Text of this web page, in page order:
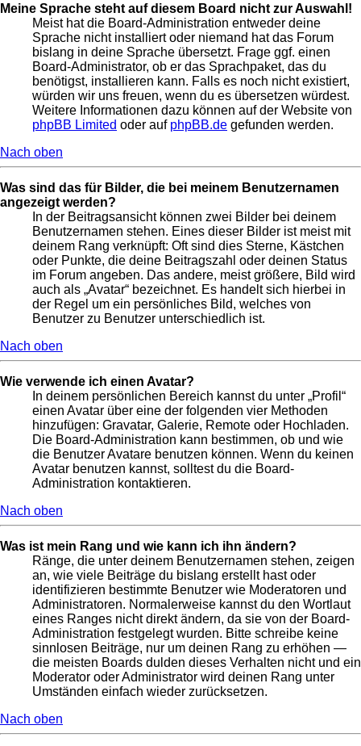
Meine Sprache steht auf diesem Board nicht zur Auswahl!
Meist hat die Board-Administration entweder deine
Sprache nicht installiert oder niemand hat das Forum
bislang in deine Sprache übersetzt. Frage ggf. einen
Board-Administrator, ob er das Sprachpaket, das du
benötigst, installieren kann. Falls es noch nicht existiert,
würden wir uns freuen, wenn du es übersetzen würdest.
Weitere Informationen dazu können auf der Website von
phpBB Limited oder auf phpBB.de gefunden werden.
Nach oben
Was sind das für Bilder, die bei meinem Benutzernamen
angezeigt werden?
In der Beitragsansicht können zwei Bilder bei deinem
Benutzernamen stehen. Eines dieser Bilder ist meist mit
deinem Rang verknüpft: Oft sind dies Sterne, Kästchen
oder Punkte, die deine Beitragszahl oder deinen Status
im Forum angeben. Das andere, meist größere, Bild wird
auch als „Avatar“ bezeichnet. Es handelt sich hierbei in
der Regel um ein persönliches Bild, welches von
Benutzer zu Benutzer unterschiedlich ist.
Nach oben
Wie verwende ich einen Avatar?
In deinem persönlichen Bereich kannst du unter „Profil“
einen Avatar über eine der folgenden vier Methoden
hinzufügen: Gravatar, Galerie, Remote oder Hochladen.
Die Board-Administration kann bestimmen, ob und wie
die Benutzer Avatare benutzen können. Wenn du keinen
Avatar benutzen kannst, solltest du die Board-
Administration kontaktieren.
Nach oben
Was ist mein Rang und wie kann ich ihn ändern?
Ränge, die unter deinem Benutzernamen stehen, zeigen
an, wie viele Beiträge du bislang erstellt hast oder
identifizieren bestimmte Benutzer wie Moderatoren und
Administratoren. Normalerweise kannst du den Wortlaut
eines Ranges nicht direkt ändern, da sie von der Board-
Administration festgelegt wurden. Bitte schreibe keine
sinnlosen Beiträge, nur um deinen Rang zu erhöhen —
die meisten Boards dulden dieses Verhalten nicht und ein
Moderator oder Administrator wird deinen Rang unter
Umständen einfach wieder zurücksetzen.
Nach oben